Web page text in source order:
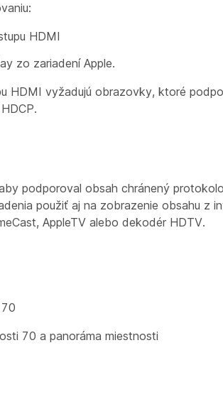
HDMI
zo zariadení Apple.
HDMI vyžadujú obrazovky, ktoré
podporoval obsah chránený
použiť aj na zobrazenie obsahu z
AppleTV alebo dekodér HDTV.
70 a panoráma miestnosti